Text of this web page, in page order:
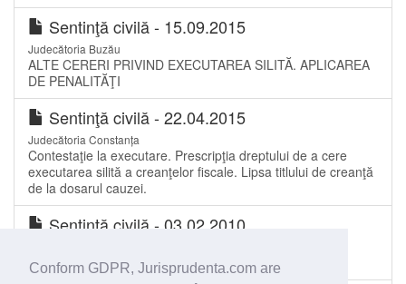
Conform GDPR, Jurisprudenta.com are
Sentinţă civilă - 15.09.2015
Judecătoria Buzău
ALTE CERERI PRIVIND EXECUTAREA SILITĂ. APLICAREA
DE PENALITĂŢI
Sentinţă civilă - 22.04.2015
Judecătoria Constanța
Contestaţie la executare. Prescripţia dreptului de a cere
executarea silită a creanţelor fiscale. Lipsa titlului de creanţă
de la dosarul cauzei.
Sentinţă civilă - 03.02.2010
Investire cu formula executorie